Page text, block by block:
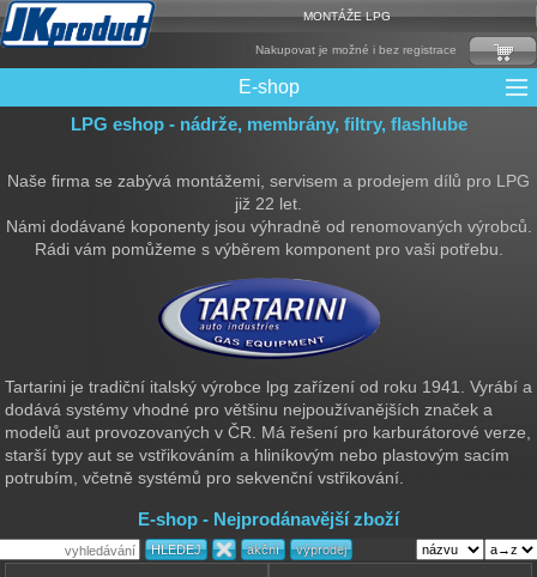
MONTÁŽE LPG
Nakupovat je možné i bez registrace
E-shop
CNG Nádrže
Elektronika + Emulátory
Filtry + Membrány
LPG Nádrže
Mixy + protizášlehové klapky
Multiventily + příslušenství
Ochrana Motoru
Přepínače
Rámy nádrží
Redukce plnění
Reduktory
Řídící jednotky + Testry
Sady + vstřikovače
Spojovací Materiál
Spotřební materiál
Trubky a Hadice
Ventily
LPG eshop - nádrže, membrány, filtry, flashlube
Naše firma se zabývá montážemi, servisem a prodejem dílů pro LPG
již 22 let.
Námi dodávané koponenty jsou výhradně od renomovaných výrobců.
Rádi vám pomůžeme s výběrem komponent pro vaši potřebu.
Tartarini je tradiční italský výrobce lpg zařízení od roku 1941. Vyrábí a
dodává systémy vhodné pro většinu nejpoužívanějších značek a
modelů aut provozovaných v ČR. Má řešení pro karburátorové verze,
starší typy aut se vstřikováním a hliníkovým nebo plastovým sacím
potrubím, včetně systémů pro sekvenční vstřikování.
E-shop - Nejprodánavější zboží